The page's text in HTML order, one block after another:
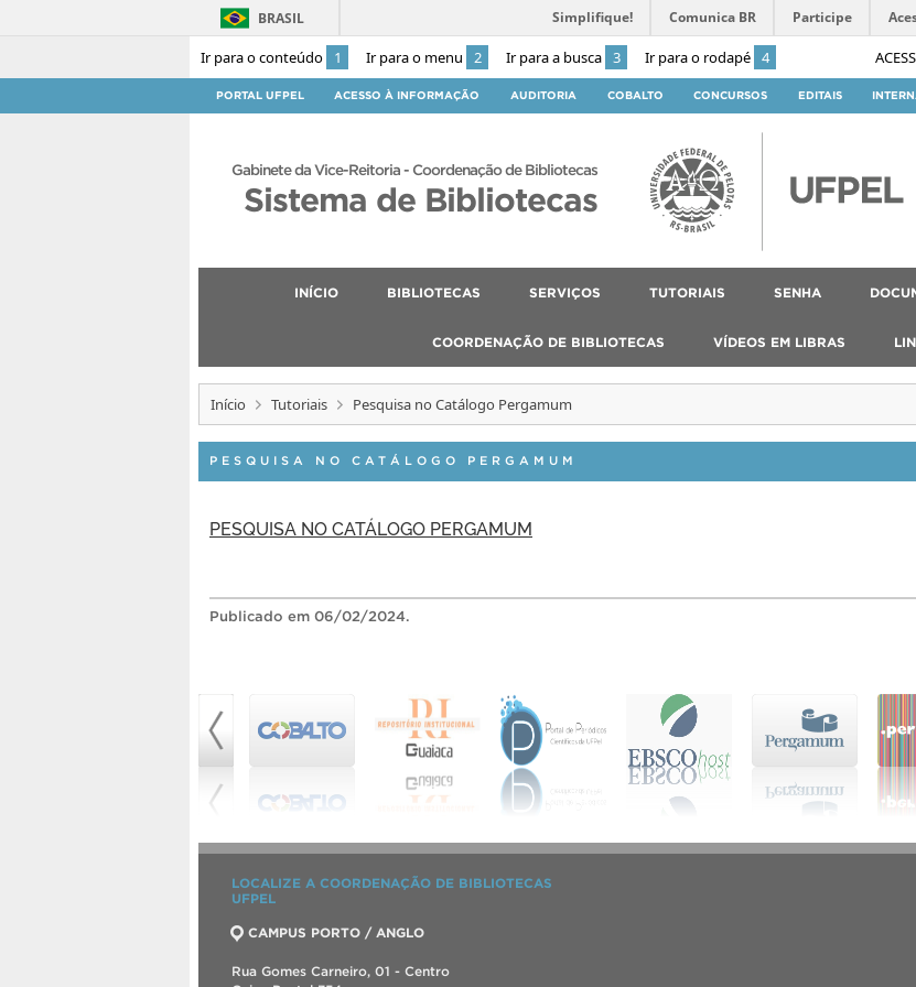
Ir para o conteúdo 1 Ir para o menu 2 Ir para a busca 3 Ir para o rodapé 4
BRASIL Simplifique! Comunica BR Participe
PORTAL UFPEL ACESSO À INFORMAÇÃO AUDITORIA COBALTO CONCURSOS EDITAIS
Gabinete da Vice-Reitoria - Coordenação de Bibliotecas
Sistema de Bibliotecas
INÍCIO BIBLIOTECAS SERVIÇOS TUTORIAIS SENHA
COORDENAÇÃO DE BIBLIOTECAS VÍDEOS EM LIBRAS
Início Tutoriais Pesquisa no Catálogo Pergamum
PESQUISA NO CATÁLOGO PERGAMUM
PESQUISA NO CATÁLOGO PERGAMUM
Publicado em 06/02/2024.
LOCALIZE A COORDENAÇÃO DE BIBLIOTECAS
UFPEL
CAMPUS PORTO / ANGLO
Rua Gomes Carneiro, 01 - Centro